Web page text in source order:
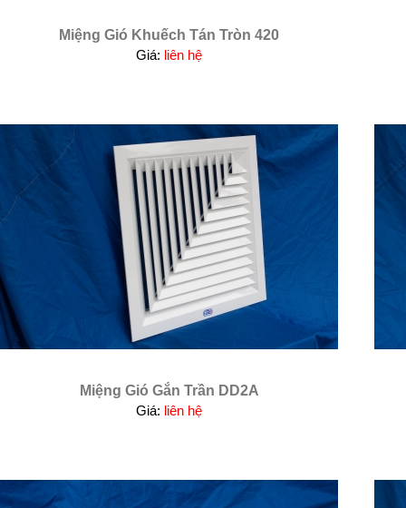
Miệng Gió Khuếch Tán Tròn 420
Giá: liên hệ
Miệng Gió Gắn Trần DD2A
Giá: liên hệ